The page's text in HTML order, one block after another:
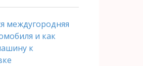
междугородняя
и как
к